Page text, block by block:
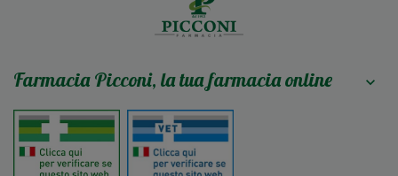
Farmacia Picconi, la tua farmacia online 